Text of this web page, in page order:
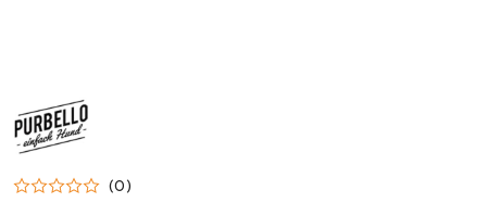
PRODUCENTA:
PURBELLO
(0)